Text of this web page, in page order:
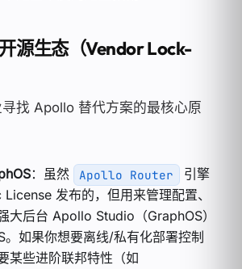
源生态（Vendor Lock-
找 Apollo 替代方案的最核心原
：虽然 Apollo Router
引擎
发布的，但用来管理配置、
大后台 Apollo Studio（GraphOS）
。如果你想要离线/私有化部署控制
某些进阶联邦特性（如